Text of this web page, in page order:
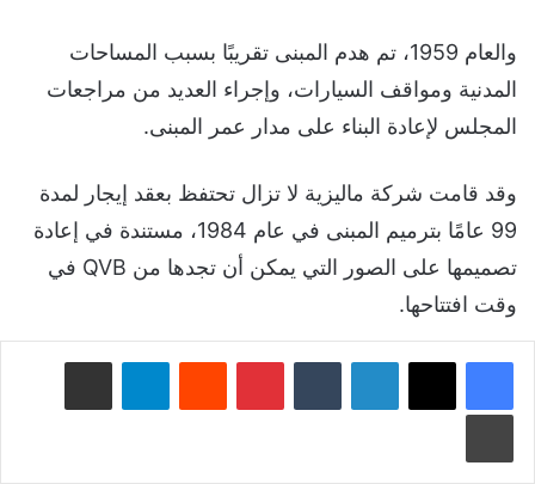
والعام 1959، تم هدم المبنى تقريبًا بسبب المساحات
المدنية ومواقف السيارات، وإجراء العديد من مراجعات
المجلس لإعادة البناء على مدار عمر المبنى.
وقد قامت شركة ماليزية لا تزال تحتفظ بعقد إيجار لمدة
99 عامًا بترميم المبنى في عام 1984، مستندة في إعادة
تصميمها على الصور التي يمكن أن تجدها من QVB في
وقت افتتاحها.
لينكدإن بينتيريست